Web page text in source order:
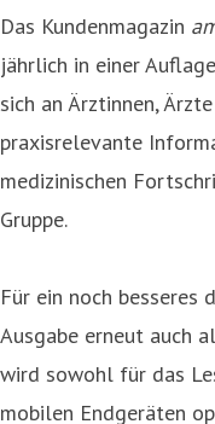
Das Kundenmagazin
jährlich in einer
sich an Ärztinnen,
praxisrelevante
medizinischen
Gruppe.
Für ein noch
Ausgabe erneut auch
wird sowohl für das
mobilen Endgeräten